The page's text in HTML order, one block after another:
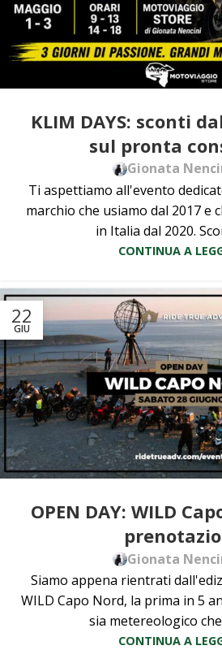
KLIM DAYS: sconti
sul pronta
Gionata
Ti aspettiamo all'evento
marchio che usiamo dal 2017 e
in Italia dal 2020.
CONTINUA A
22
GIU
OPEN DAY: WILD
Gionata
Siamo appena rientrati
WILD Capo Nord, la prima in 5
sia metereologico
CONTINUA A